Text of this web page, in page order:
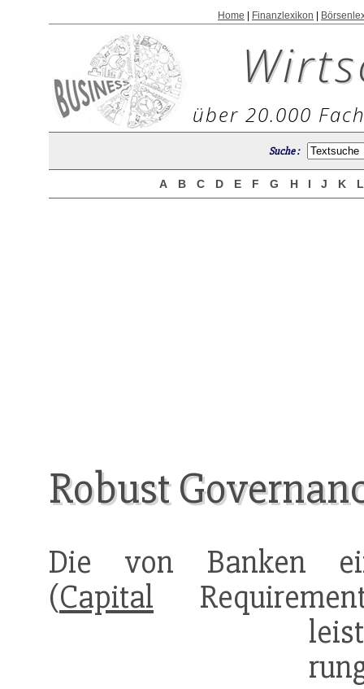
Home Finanzlexikon
über 20.000
Suche :
A B C D E F G H I J K
Robust
Die von Banken
(Capital